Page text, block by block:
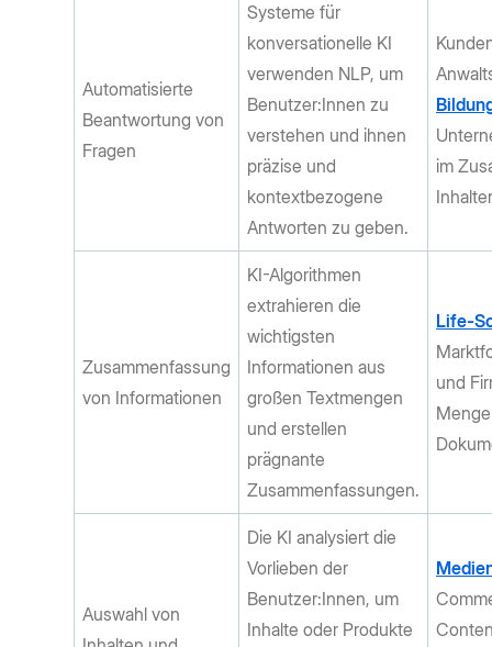
Automatisierte
Beantwortung von
Fragen
Systeme für
konversationelle KI
verwenden NLP, um
Benutzer:Innen zu
verstehen und ihnen
präzise und
kontextbezogene
Antworten zu geben.
im
Zusammenfassung
von Informationen
KI-Algorithmen
extrahieren die
wichtigsten
Informationen aus
großen Textmengen
und erstellen
prägnante
Zusammenfassungen.
Life-
und
Auswahl von
Die KI analysiert die
Vorlieben der
Benutzer:Innen, um
Inhalte oder Produkte